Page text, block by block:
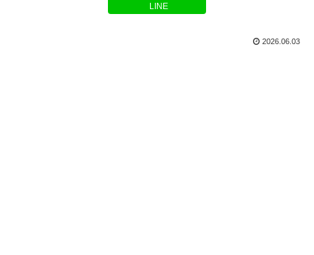
LINE
2026.06.03